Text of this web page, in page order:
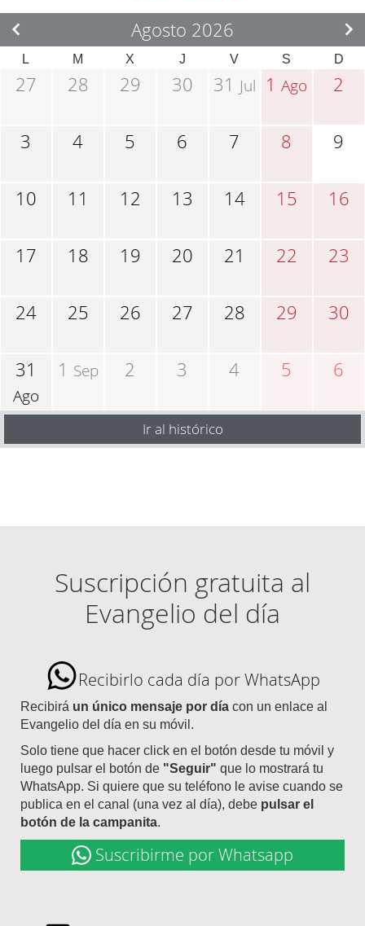
Agosto 2026
L M X J V S D
27 28 29 30 31 Jul 1Ago 2
3 4 5 6 7 8 9
10 11 12 13 14 15 16
17 18 19 20 21 22 23
24 25 26 27 28 29 30
31
Ago
1 Sep 2 3 4 5 6
Ir al histórico
Suscripción gratuita al
Evangelio del día
Recibirlo cada día por WhatsApp
Recibirá un único mensaje por día con un enlace al
Evangelio del día en su móvil.
Solo tiene que hacer click en el botón desde tu móvil y
luego pulsar el botón de "Seguir" que lo mostrará tu
WhatsApp. Si quiere que su teléfono le avise cuando se
publica en el canal (una vez al día), debe pulsar el
botón de la campanita.
Suscribirme por Whatsapp